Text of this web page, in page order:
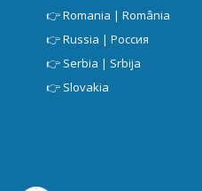
👉Romania | România
👉Russia | Россия
👉 Serbia | Srbija
👉 Slovakia